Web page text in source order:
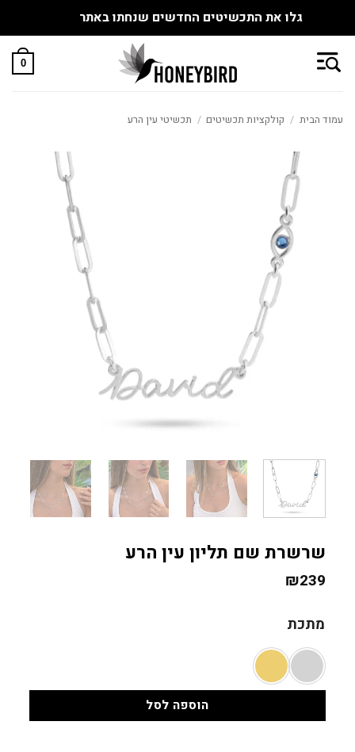
גלו את התכשיטים החדשים שנחתו באתר
0
עמוד הבית / קולקציות תכשיטים / תכשיטי עין הרע
שרשרת שם תליון עין הרע
₪239
מתכת
הוספה לסל